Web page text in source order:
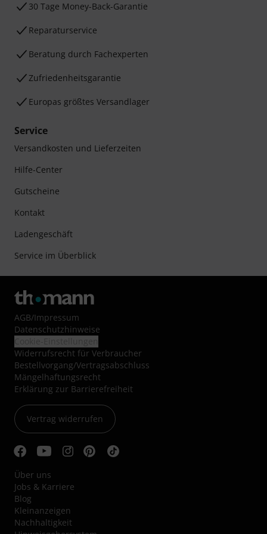
30 Tage Money-Back-Garantie
Reparaturservice
Beratung durch Fachexperten
Zufriedenheitsgarantie
Europas größtes Versandlager
Service
Versandkosten und Lieferzeiten
Hilfe-Center
Gutscheine
Kontakt
Ladengeschäft
Service im Überblick
AGB/Impressum
Datenschutzhinweise
Widerrufsrecht für Verbraucher
Bestellvorgang/Vertragsabschluss
Mängelhaftungsrecht
Erklärung zur Barrierefreiheit
Vertrag widerrufen
Über uns
Jobs & Karriere
Blog
Kleinanzeigen
Nachhaltigkeit